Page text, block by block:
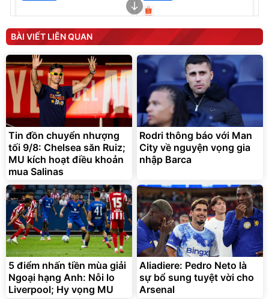
Máy ép chậm trái cây
Elmich JEE 1855OL
3.000.000đ
2.143.650đ
Flash Sale
Máy rửa xe cầm tay xịt rửa
cao áp có tạo bọt tuyết
399.000 đ
Đã bán nhiều
Bạt phủ xe ô tô cao cấp,
tráng nhôm 03 lớp
392.000đ
325.000đ
Đã bán nhiều
Xe đạp điện trợ lực G-
Force C14 gấp gọn bỏ cốp
tiện lợi
9.900.000đ
7.092.000đ
Đang xem nhiều
G-FORCE VIETNA
BÀI VIẾT LIÊN QUAN
Tin đồn chuyển nhượng
tối 9/8: Chelsea săn Ruiz;
MU kích hoạt điều khoản
mua Salinas
Rodri thông báo với Man
City về nguyện vọng gia
nhập Barca
5 điểm nhấn tiền mùa giải
Ngoại hạng Anh: Nỗi lo
Liverpool; Hy vọng MU
Aliadiere: Pedro Neto là
sự bổ sung tuyệt vời cho
Arsenal